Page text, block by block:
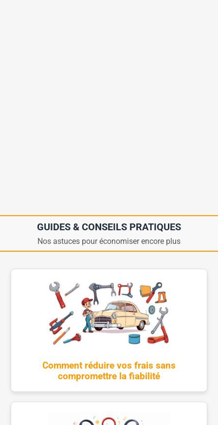
GUIDES & CONSEILS PRATIQUES
Nos astuces pour économiser encore plus
Comment réduire vos frais sans
compromettre la fiabilité